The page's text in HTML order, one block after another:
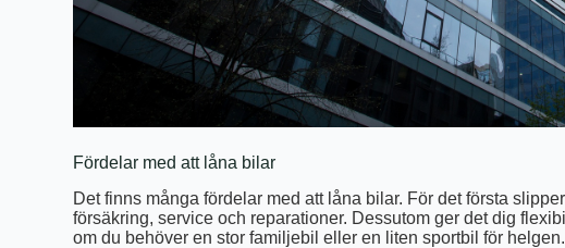
Fördelar med att låna bilar
Det finns många fördelar med att låna bilar. För det första
försäkring, service och reparationer. Dessutom ger det dig
om du behöver en stor familjebil eller en liten sportbil för helgen.